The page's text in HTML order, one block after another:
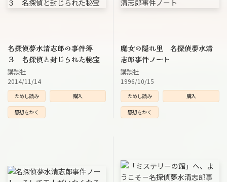
名探偵夢水清志郎の事件簿
３ 名探偵と封じられた秘宝
講談社
2014/11/14
ためし読み 購入
感想をかく
魔女の隠れ里 名探偵夢水清
志郎事件ノート
講談社
1996/10/15
ためし読み 購入
感想をかく